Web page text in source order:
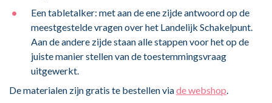
Een tabletalker: met aan de ene zijde antwoord op de
meestgestelde vragen over het Landelijk Schakelpunt.
Aan de andere zijde staan alle stappen voor het op de
juiste manier stellen van de toestemmingsvraag
uitgewerkt.
De materialen zijn gratis te bestellen viade webshop.